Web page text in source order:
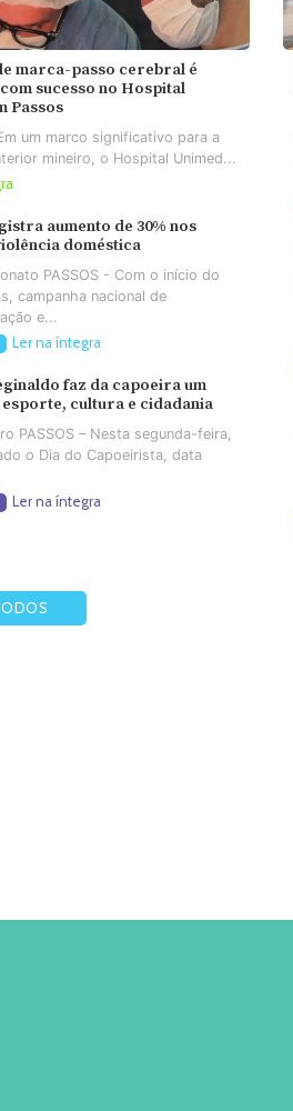
marca-passo cerebral é
sucesso no Hospital
Passos
um marco significativo para a
mineiro, o Hospital Unimed...
aumento de 30% nos
doméstica
PASSOS - Com o início do
campanha nacional de
e...
Ler na íntegra
faz da capoeira um
cultura e cidadania
PASSOS – Nesta segunda-feira,
o Dia do Capoeirista, data
Ler na íntegra